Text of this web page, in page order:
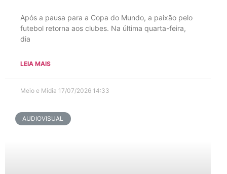
Após a pausa para a Copa do Mundo, a paixão pelo
futebol retorna aos clubes. Na última quarta-feira,
dia
LEIA MAIS
Meio e Midia 17/07/2026 14:33
AUDIOVISUAL